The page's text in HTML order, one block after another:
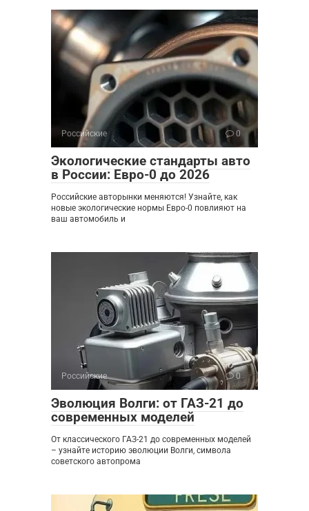
Российские 0
Экологические стандарты авто
в России: Евро-0 до 2026
Российские авторынки меняются! Узнайте, как
новые экологические нормы Евро-0 повлияют на
ваш автомобиль и
Российские 0
Эволюция Волги: от ГАЗ-21 до
современных моделей
От классического ГАЗ-21 до современных моделей
– узнайте историю эволюции Волги, символа
советского автопрома